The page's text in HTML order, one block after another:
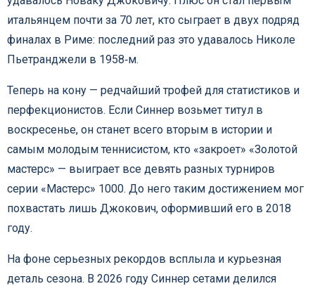
итальянцем почти за 70 лет, кто сыграет в двух подряд
финалах в Риме: последний раз это удавалось Николе
Пьетранджели в 1958‑м.
Теперь на кону — редчайший трофей для статистиков и
перфекционистов. Если Синнер возьмет титул в
воскресенье, он станет всего вторым в истории и
самым молодым теннисистом, кто «закроет» «Золотой
мастерс» — выиграет все девять разных турниров
серии «Мастерс» 1000. До него таким достижением мог
похвастать лишь Джокович, оформивший его в 2018
году.
На фоне серьезных рекордов всплыла и курьезная
деталь сезона. В 2026 году Синнер сетами делился